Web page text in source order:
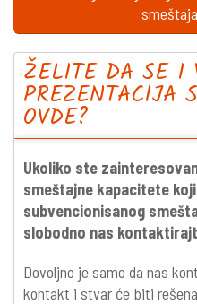
ŽELITE DA SE I
PREZENTACIJA
OVDE?
Ukoliko ste
smeštajne kapacitete
subvencionisanog
slobodno nas
Dovoljno je samo da nas
kontakt i stvar će biti